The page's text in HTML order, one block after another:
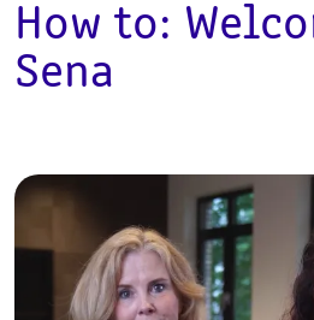
How to:
Sena